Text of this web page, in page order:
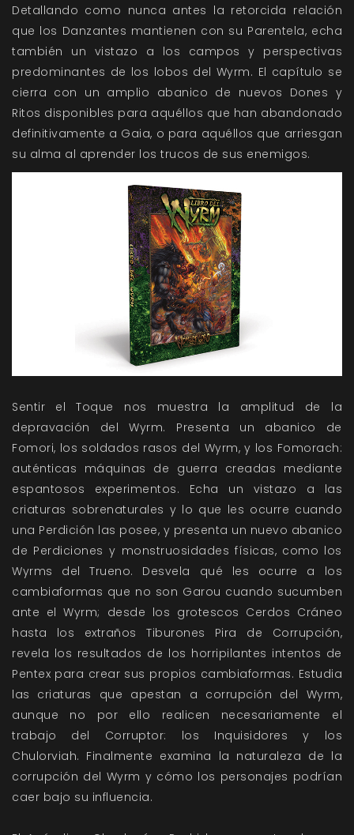
Detallando como nunca antes la retorcida relación
que los Danzantes mantienen con su Parentela, echa
también un vistazo a los campos y perspectivas
predominantes de los lobos del Wyrm. El capítulo se
cierra con un amplio abanico de nuevos Dones y
Ritos disponibles para aquéllos que han abandonado
definitivamente a Gaia, o para aquéllos que arriesgan
su alma al aprender los trucos de sus enemigos.
Sentir el Toque nos muestra la amplitud de la
depravación del Wyrm. Presenta un abanico de
Fomori, los soldados rasos del Wyrm, y los Fomorach:
auténticas máquinas de guerra creadas mediante
espantosos experimentos. Echa un vistazo a las
criaturas sobrenaturales y lo que les ocurre cuando
una Perdición las posee, y presenta un nuevo abanico
de Perdiciones y monstruosidades físicas, como los
Wyrms del Trueno. Desvela qué les ocurre a los
cambiaformas que no son Garou cuando sucumben
ante el Wyrm; desde los grotescos Cerdos Cráneo
hasta los extraños Tiburones Pira de Corrupción,
revela los resultados de los horripilantes intentos de
Pentex para crear sus propios cambiaformas. Estudia
las criaturas que apestan a corrupción del Wyrm,
aunque no por ello realicen necesariamente el
trabajo del Corruptor: los Inquisidores y los
Chulorviah. Finalmente examina la naturaleza de la
corrupción del Wyrm y cómo los personajes podrían
caer bajo su influencia.